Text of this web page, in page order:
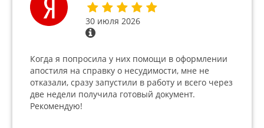
30 июля 2026
Когда я попросила у них помощи в оформлении
апостиля на справку о несудимости, мне не
отказали, сразу запустили в работу и всего через
две недели получила готовый документ.
Рекомендую!